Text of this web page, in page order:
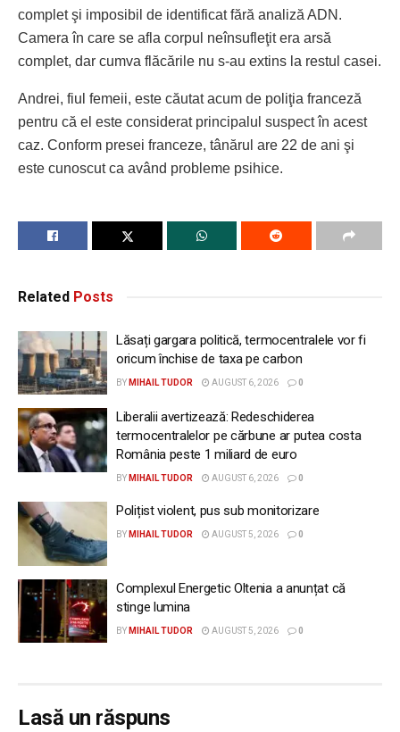
complet şi imposibil de identificat fără analiză ADN.
Camera în care se afla corpul neînsufleţit era arsă
complet, dar cumva flăcările nu s-au extins la restul casei.
Andrei, fiul femeii, este căutat acum de poliţia franceză
pentru că el este considerat principalul suspect în acest
caz. Conform presei franceze, tânărul are 22 de ani şi
este cunoscut ca având probleme psihice.
Related Posts
Lăsați gargara politică, termocentralele vor fi
oricum închise de taxa pe carbon
BY MIHAIL TUDOR AUGUST 6, 2026 0
Liberalii avertizează: Redeschiderea
termocentralelor pe cărbune ar putea costa
România peste 1 miliard de euro
BY MIHAIL TUDOR AUGUST 6, 2026 0
Polițist violent, pus sub monitorizare
BY MIHAIL TUDOR AUGUST 5, 2026 0
Complexul Energetic Oltenia a anunțat că
stinge lumina
BY MIHAIL TUDOR AUGUST 5, 2026 0
Lasă un răspuns